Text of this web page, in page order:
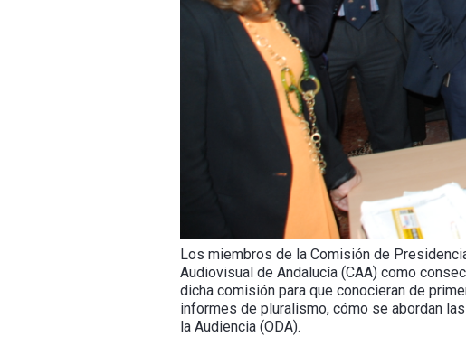
Los miembros de la Comisión de
Audiovisual de Andalucía (CAA) como
dicha comisión para que conocieran de
informes de pluralismo, cómo se abordan
la Audiencia (ODA).